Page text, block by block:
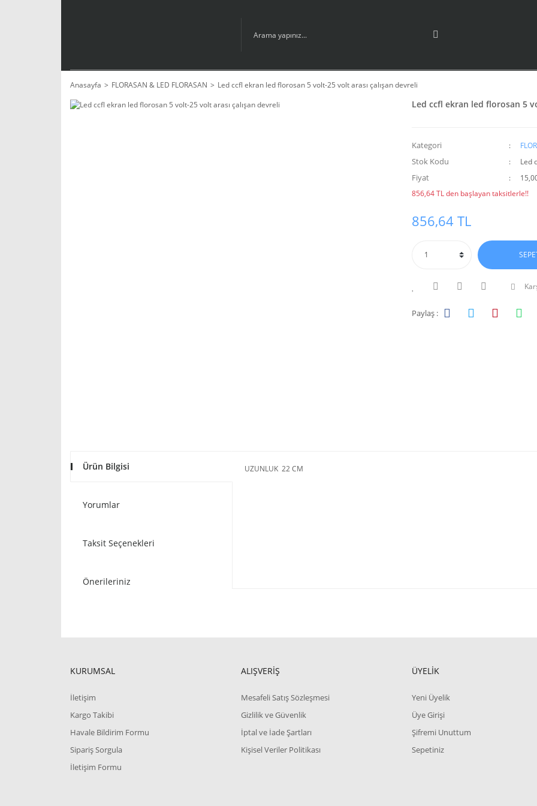
Anasayfa FLORASAN & LED FLORASAN Led ccfl ekran led florosan 5 volt-25 volt arası çalışan devreli
Led ccfl ekran led florosan 5
Kategori
Stok Kodu Led
Fiyat
856,64 TL den başlayan taksitlerle!!
856,64 TL
Paylaş :
Ürün Bilgisi
Yorumlar
Taksit Seçenekleri
Önerileriniz
UZUNLUK 22 CM
KURUMSAL
İletişim
Kargo Takibi
Havale Bildirim Formu
Sipariş Sorgula
İletişim Formu
ALIŞVERİŞ
Mesafeli Satış Sözleşmesi
Gizlilik ve Güvenlik
İptal ve İade Şartları
Kişisel Veriler Politikası
ÜYELİK
Yeni Üyelik
Üye Girişi
Şifremi Unuttum
Sepetiniz